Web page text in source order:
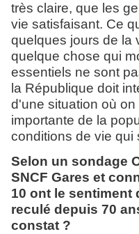
très claire, que les
vie satisfaisant. Ce
quelques jours de la
quelque chose qui
essentiels ne sont
la République doit
d'une situation où
importante de la
conditions de vie qui
Selon un sondage
SNCF Gares et
10 ont le sentiment
reculé depuis 70
constat ?